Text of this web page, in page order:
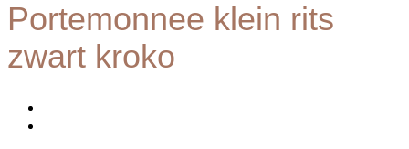
Portemonnee klein rits
zwart kroko